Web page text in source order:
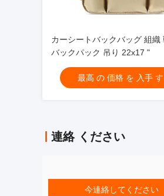
カーシートバックバッグ 組織
バックパック 吊り 22x17 "
最高 の 価格 を 入手
連絡 ください
今連絡してください